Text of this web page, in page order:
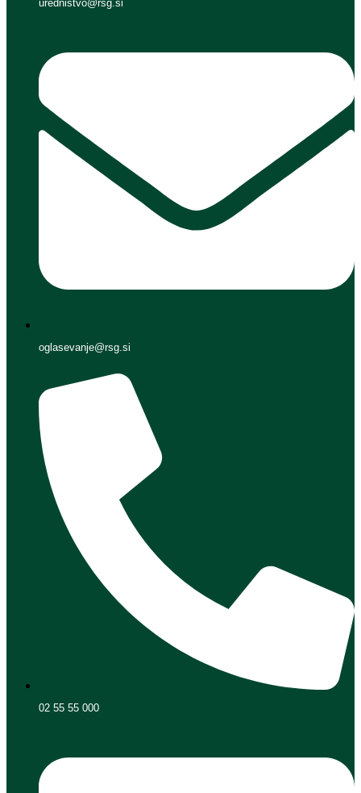
urednistvo@rsg.si
oglasevanje@rsg.si
02 55 55 000